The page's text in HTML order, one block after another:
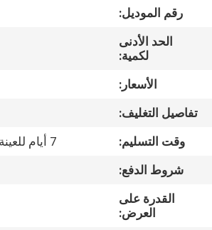
فيديو
معلومات
جولة
المعمل
رقم الموديل:
الحد الأدنى
لكمية:
الأسعار:
تفاصيل التغليف:
وقت التسليم:
7 أيام للعينة ؛ 10 أيام لـ 50 وحدة
شروط الدفع:
القدرة على
العرض: